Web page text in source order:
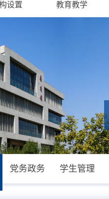
设置 教育教学
党务政务 学生管理